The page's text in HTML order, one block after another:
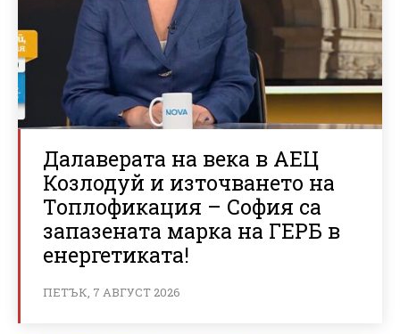
Далаверата на века в АЕЦ
Козлодуй и източването на
Топлофикация – София са
запазената марка на ГЕРБ в
енергетиката!
ПЕТЪК, 7 АВГУСТ 2026